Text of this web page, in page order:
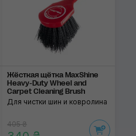
Жёсткая щётка MaxShine
Heavy-Duty Wheel and
Carpet Cleaning Brush
Для чистки шин и ковролина
405 ₴